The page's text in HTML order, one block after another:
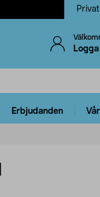
Erbjudanden